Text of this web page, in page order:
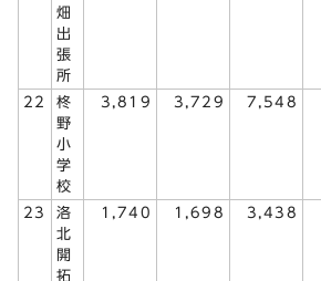
畑
出
張
所
22
柊
野
小
学
校
3,819 3,729 7,548
23
洛
北
開
拓
1,740 1,698 3,438